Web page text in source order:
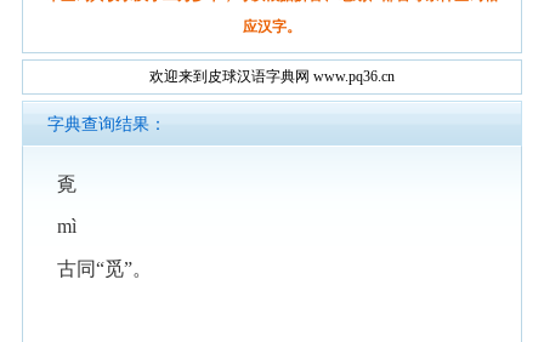
应汉字。
欢迎来到皮球汉语字典网 www.pq36.cn
字典查询结果：
覔
mì
古同“觅”。